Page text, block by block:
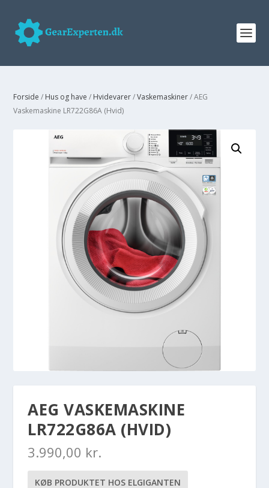
Forside / Hus og have / Hvidevarer/Vaskemaskiner/ AEG
Vaskemaskine LR722G86A (Hvid)
AEG VASKEMASKINE
LR722G86A (HVID)
3.990,00 kr.
KØB PRODUKTET HOS ELGIGANTEN